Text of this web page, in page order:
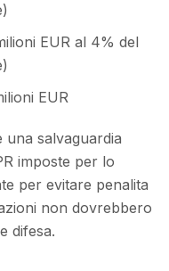
EUR al 4% del
EUR
una salvaguardia
imposte per lo
per evitare penalita
non dovrebbero
difesa.